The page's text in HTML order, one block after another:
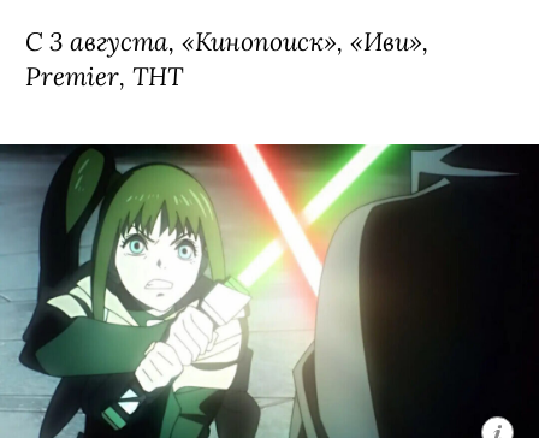
С 3 августа, «Кинопоиск», «Иви»,
Premier, ТНТ